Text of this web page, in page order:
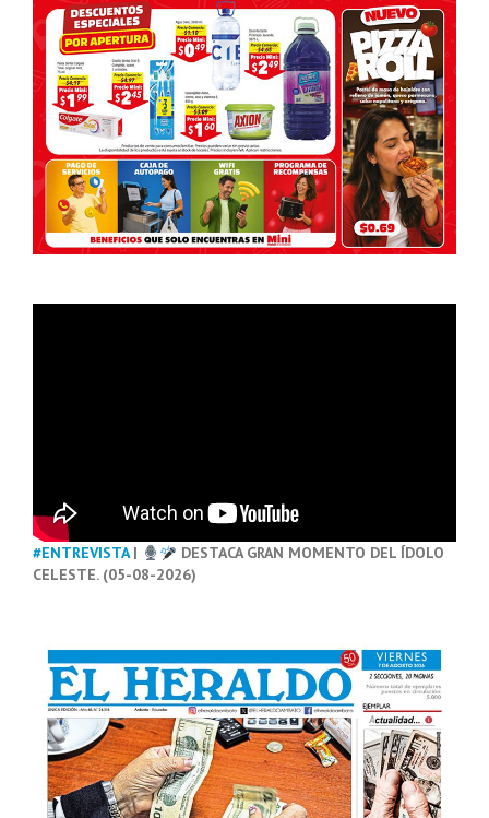
#ENTREVISTA|
DESTACA GRAN MOMENTO DEL ÍDOLO
CELESTE. (05-08-2026)